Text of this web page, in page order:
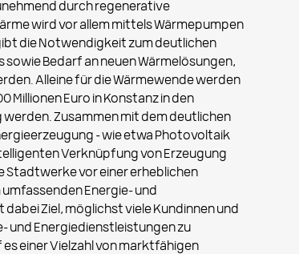
durch regenerative
wird vor allem mittels Wärmepumpen
die Notwendigkeit zum deutlichen
Bedarf an neuen Wärmelösungen,
Alleine für die Wärmewende werden
Millionen Euro in Konstanz in den
werden. Zusammen mit dem deutlichen
– wie etwa Photovoltaik
Verknüpfung von Erzeugung
Stadtwerke vor einer erheblichen
umfassenden Energie- und
dabei Ziel, möglichst viele Kundinnen und
und Energiedienstleistungen zu
einer Vielzahl von marktfähigen